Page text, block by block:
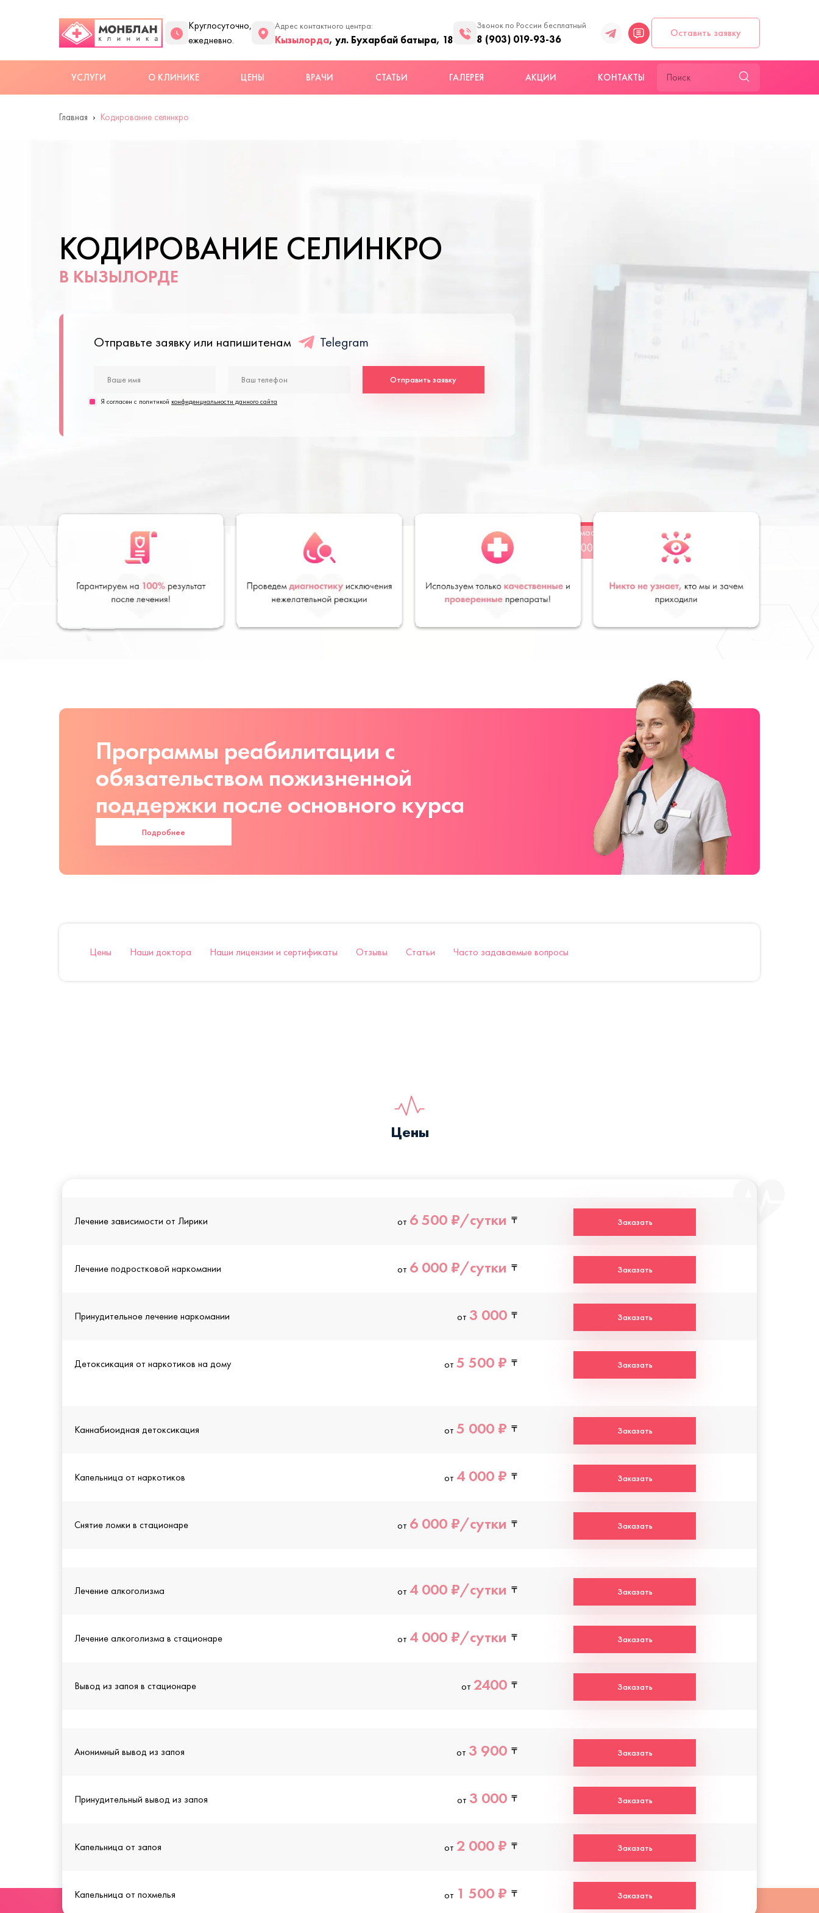
Круглосуточно,
ежедневно.
Адрес контактного центра:
Кызылорда, ул. Бухарбай батыра, 18
Звонок по России бесплатный
8 (903) 019-93-36
Оставить заявку
УСЛУГИ О КЛИНИКЕ ЦЕНЫ ВРАЧИ СТАТЬИ ГАЛЕРЕЯ АКЦИИ КОНТАКТЫ
Главная Кодирование селинкро
КОДИРОВАНИЕ СЕЛИНКРО
В КЫЗЫЛОРДЕ
Отправьте заявку или напишитенам Telegram
Отправить заявку
Я согласен с политикой конфиденциальности данного сайта
Стоимость
от 8 000 ₽
Заказать
Программы реабилитации с
обязательством пожизненной
поддержки после основного курса
Подробнее
Цены Наши доктора Наши лицензии и сертификаты Отзывы Статьи Часто задаваемые вопросы
Цены
Лечение зависимости от Лирики от 6 500 ₽/сутки Заказать
Лечение подростковой наркомании от 6 000 ₽/сутки Заказать
Принудительное лечение наркомании от 3 000 Заказать
Детоксикация от наркотиков на дому от 5 500 ₽ Заказать
Каннабиоидная детоксикация от 5 000 ₽ Заказать
Капельница от наркотиков от 4 000 ₽ Заказать
Снятие ломки в стационаре от 6 000 ₽/сутки Заказать
Лечение алкоголизма от 4 000 ₽/сутки Заказать
Лечение алкоголизма в стационаре от 4 000 ₽/сутки Заказать
Вывод из запоя в стационаре от 2400 Заказать
Анонимный вывод из запоя от 3 900 Заказать
Принудительный вывод из запоя от 3 000 Заказать
Капельница от запоя от 2 000 ₽ Заказать
Капельница от похмелья от 1 500 ₽ Заказать